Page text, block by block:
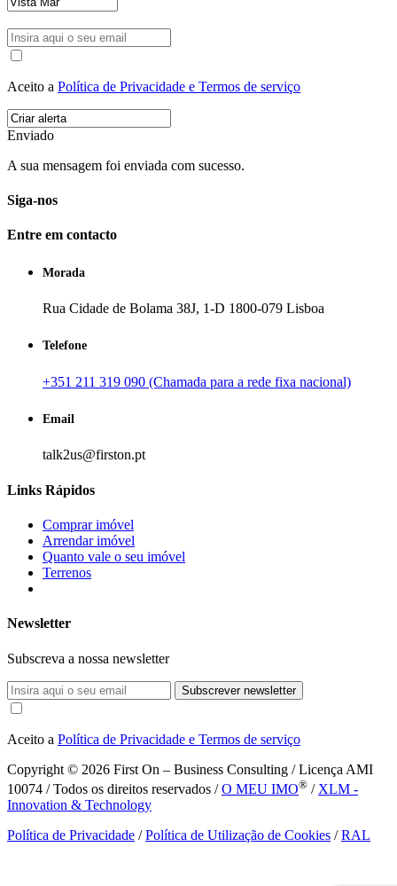
Aceito a Política de Privacidade e Termos de serviço
Enviado
A sua mensagem foi enviada com sucesso.
Siga-nos
Entre em contacto
Morada
Rua Cidade de Bolama 38J, 1-D 1800-079 Lisboa
Telefone
+351 211 319 090 (Chamada para a rede fixa nacional)
Email
talk2us@firston.pt
Links Rápidos
Comprar imóvel
Arrendar imóvel
Quanto vale o seu imóvel
Terrenos
Newsletter
Subscreva a nossa newsletter
Subscrever newsletter
Aceito a Política de Privacidade e Termos de serviço
Copyright © 2026 First On – Business Consulting / Licença AMI
10074 / Todos os direitos reservados /O MEU IMO® / XLM -
Innovation & Technology
Política de Privacidade /Política de Utilização de Cookies /RAL